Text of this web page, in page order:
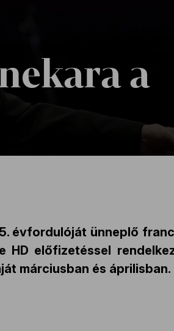
a
évfordulóját ünneplő
HD előfizetéssel
márciusban és áprilisban.